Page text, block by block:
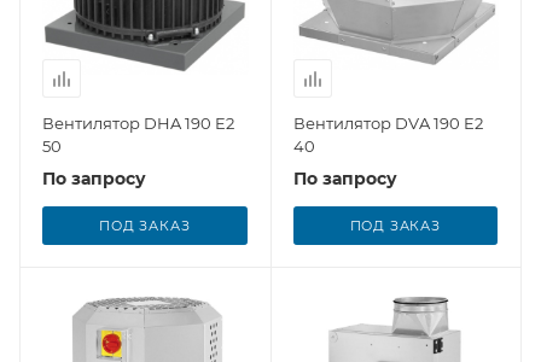
Вентилятор DHA 190 E2
50
По запросу
ПОД ЗАКАЗ
Вентилятор DVA 190 E2
40
По запросу
ПОД ЗАКАЗ